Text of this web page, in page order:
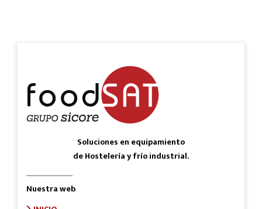
Soluciones en equipamiento
de Hostelería y frío industrial.
Nuestra web